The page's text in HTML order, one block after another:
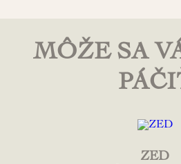
MÔŽE SA
ZED